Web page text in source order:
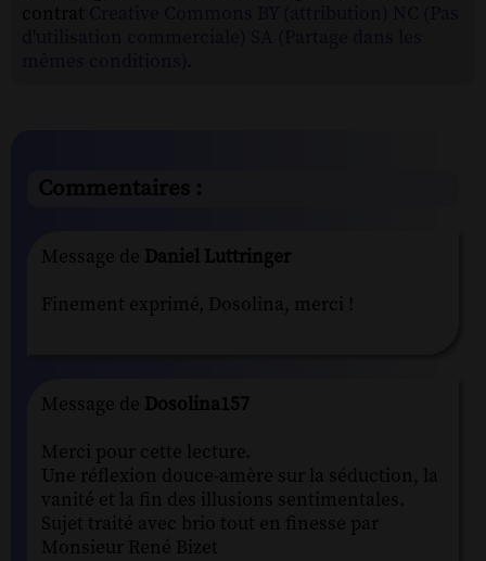
Commentaires :
Message de Daniel Luttringer
Finement exprimé, Dosolina, merci !
Message de Dosolina157
Merci pour cette lecture.
Une réflexion douce-amère sur la séduction, la
vanité et la fin des illusions sentimentales.
Sujet traité avec brio tout en finesse par
Monsieur René Bizet